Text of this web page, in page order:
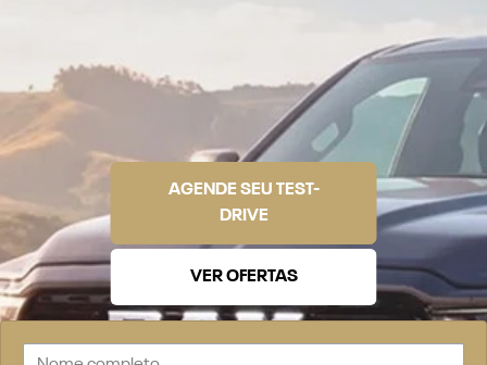
AGENDE SEU TEST-
DRIVE
VER OFERTAS